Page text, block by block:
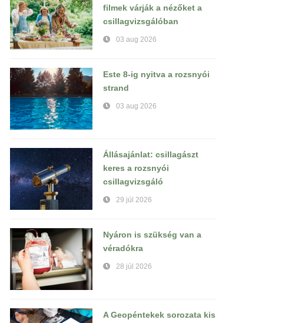
filmek várják a nézőket a
csillagvizsgálóban
03 aug 2026
Este 8-ig nyitva a rozsnyói
strand
03 aug 2026
Állásajánlat: csillagászt
keres a rozsnyói
csillagvizsgáló
29 júl 2026
Nyáron is szükség van a
véradókra
28 júl 2026
A Geopéntekek sorozata kis